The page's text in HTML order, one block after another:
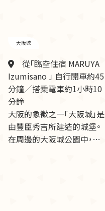
大阪城
從「臨空住宿 MARUYA
Izumisano 」 自行開車約45
分鐘／搭乗電車約1小時10
分鐘
大阪的象徵之一「大阪城」是
由豐臣秀吉所建造的城堡。
在周邊的大阪城公園中，…